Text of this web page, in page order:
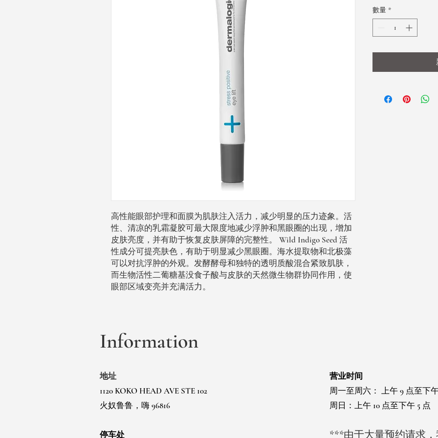
高性能眼部护理和面膜为肌肤注入活力，减少明显的压力迹象。活
性、清凉的乳霜凝胶可最大限度地减少浮肿和黑眼圈的出现，增加
皮肤亮度，并有助于恢复皮肤屏障的完整性。 Wild Indigo Seed 活
性成分可提亮肤色，有助于明显减少黑眼圈。海水提取物和北极藻
可以对抗浮肿的外观。发酵酵母和独特的透明质酸混合紧致肌肤，
而生物活性二葡糖基没食子酸与皮肤的天然微生物群协同作用，使
眼部区域变亮并充满活力。
數量 *
Information
地址
1120 KOKO HEAD AVE STE 102
火奴鲁鲁，嗨 96816
停车处
营业时间
周一至周六： 上午 9 点至下
周日：上午 10 点至下午 5 点
***由于大量预约请求